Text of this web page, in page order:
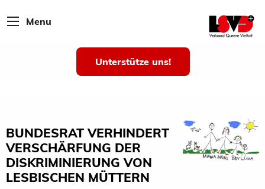
Menu
Unterstütze uns!
BUNDESRAT VERHINDERT
VERSCHÄRFUNG DER
DISKRIMINIERUNG VON
LESBISCHEN MÜTTERN